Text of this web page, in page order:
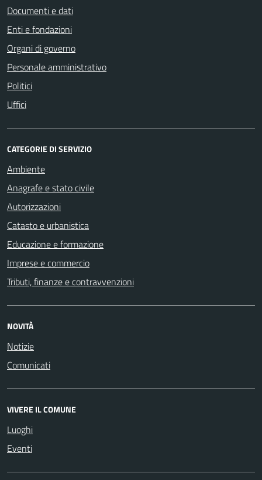
Documenti e dati
Enti e fondazioni
Organi di governo
Personale amministrativo
Politici
Uffici
CATEGORIE DI SERVIZIO
Ambiente
Anagrafe e stato civile
Autorizzazioni
Catasto e urbanistica
Educazione e formazione
Imprese e commercio
Tributi, finanze e contravvenzioni
NOVITÀ
Notizie
Comunicati
VIVERE IL COMUNE
Luoghi
Eventi